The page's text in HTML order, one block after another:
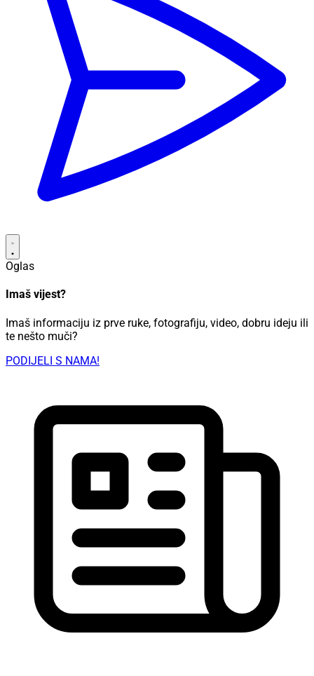
Oglas
Imaš vijest?
Imaš informaciju iz prve ruke, fotografiju, video, dobru ideju ili
te nešto muči?
PODIJELI S NAMA!